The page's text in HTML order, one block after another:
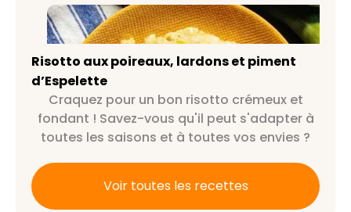
Risotto aux poireaux, lardons et
piment d’Espelette
Risotto aux poireaux, lardons et piment
d’Espelette
Craquez pour un bon risotto crémeux et
fondant ! Savez-vous qu'il peut s'adapter à
toutes les saisons et à toutes vos envies ?
Voir toutes les recettes